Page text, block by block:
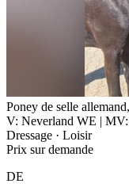
Poney de selle
V: Neverland WE |
Dressage · Loisir
Prix sur demande
DE